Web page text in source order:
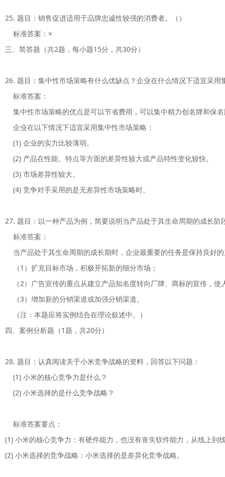
25. 题目：销售促进适用于品牌忠诚性较强的消费者。（）
标准答案：×
三、简答题（共2题，每小题15分，共30分）
26. 题目：集中性市场策略有什么优缺点？企业在什么情况下适宜采用
标准答案：
集中性市场策略的优点是可以节省费用，可以集中精力创名牌和保
企业在以下情况下适宜采用集中性市场策略：
(1) 企业的实力比较薄弱。
(2) 产品在性能、特点等方面的差异性较大或产品特性变化较快。
(3) 市场差异性较大。
(4) 竞争对手采用的是无差异性市场策略时。
27. 题目：以一种产品为例，简要说明当产品处于其生命周期的成长阶
标准答案：
当产品处于其生命周期的成长期时，企业最重要的任务是保持良好
（1）扩充目标市场，积极开拓新的细分市场；
（2）广告宣传的重点从建立产品知名度转向厂牌、商标的宣传，使
（3）增加新的分销渠道或加强分销渠道。
（注：本题应将实例结合在理论叙述中。）
四、案例分析题（1题，共20分）
28. 题目：认真阅读关于小米竞争战略的资料，回答以下问题：
(1) 小米的核心竞争力是什么？
(2) 小米选择的是什么竞争战略？
标准答案要点：
(1) 小米的核心竞争力：有硬件能力，也没有丧失软件能力，从线上
(2) 小米选择的竞争战略：小米选择的是差异化竞争战略。